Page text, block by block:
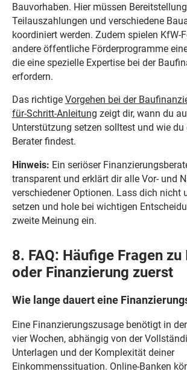
Bauvorhaben. Hier müssen
Teilauszahlungen und verschiedene
koordiniert werden. Zudem spielen KfW-
andere öffentliche Förderprogramme
die eine spezielle Expertise bei der
erfordern.
Das richtige Vorgehen bei der
für-Schritt-Anleitung zeigt dir, wann du
Unterstützung setzen solltest und wie du
Berater findest.
Hinweis: Ein seriöser
transparent und erklärt dir alle Vor- und
verschiedener Optionen. Lass dich nicht
setzen und hole bei wichtigen
zweite Meinung ein.
8. FAQ: Häufige Fragen
oder Finanzierung zuerst
Wie lange dauert eine
Eine Finanzierungszusage benötigt in
vier Wochen, abhängig von der
Unterlagen und der Komplexität deiner
Einkommenssituation. Online-Banken